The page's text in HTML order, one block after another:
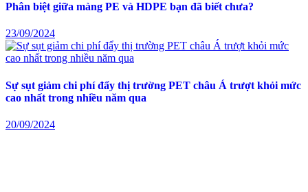
Phân biệt giữa màng PE và HDPE bạn đã biết chưa?
23/09/2024
Sự sụt giảm chi phí đẩy thị trường PET châu Á trượt khỏi mức
cao nhất trong nhiều năm qua
20/09/2024